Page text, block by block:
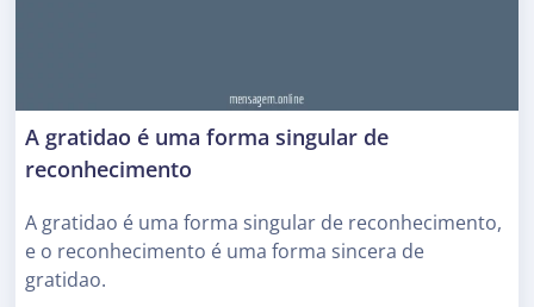
A gratidao é uma forma singular de
reconhecimento
A gratidao é uma forma singular de reconhecimento,
e o reconhecimento é uma forma sincera de
gratidao.